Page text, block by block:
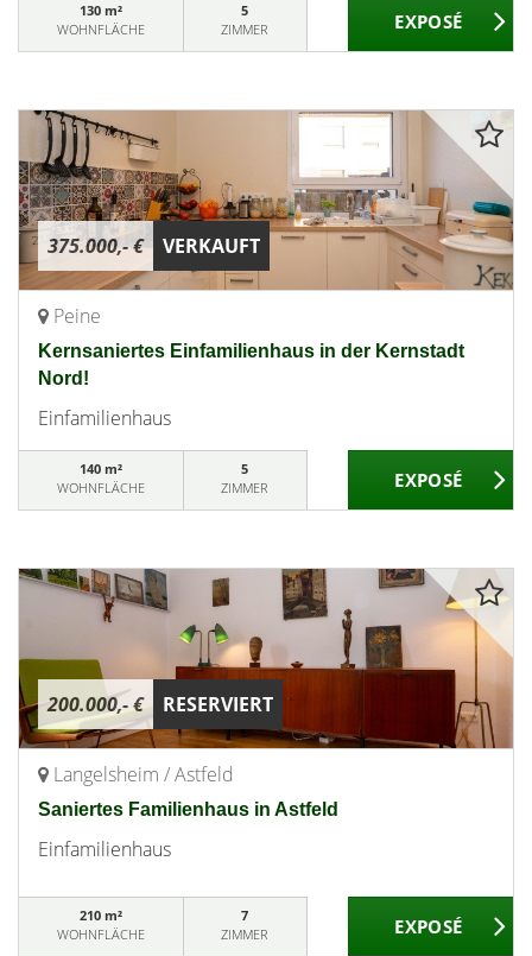
130 m²
WOHNFLÄCHE
5
ZIMMER
375.000,- € VERKAUFT
Peine
Kernsaniertes Einfamilienhaus in der Kernstadt
Nord!
Einfamilienhaus
140 m²
WOHNFLÄCHE
5
ZIMMER
200.000,- € RESERVIERT
Langelsheim / Astfeld
Saniertes Familienhaus in Astfeld
Einfamilienhaus
210 m²
WOHNFLÄCHE
7
ZIMMER